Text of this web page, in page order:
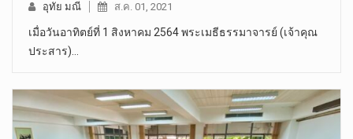
อุทัย มณี ส.ค. 01, 2021
เมื่อวันอาทิตย์ที่ 1 สิงหาคม 2564 พระเมธีธรรมาจารย์ (เจ้าคุณ
ประสาร)…